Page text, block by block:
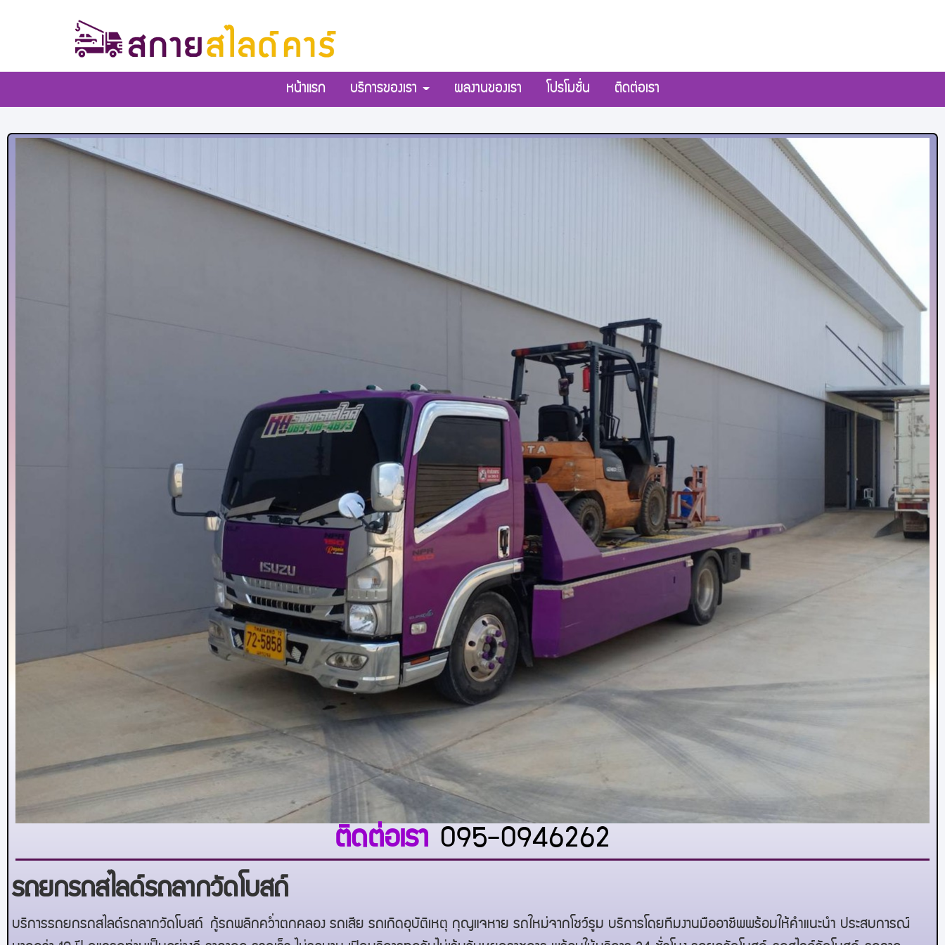
หน้าแรก บริการของเรา ผลงานของเรา โปรโมชั่น ติดต่อเรา
ติดต่อเรา 095-0946262
รถยกรถสไลด์รถลากวัดโบสถ์
บริการรถยกรถสไลด์รถลากวัดโบสถ์ กู้รถพลิกคว่ำตกคลอง รถเสีย รถเกิดอุบัติเหตุ กุญแจหาย รถใหม่จากโชว์รูม บริการโดยทีมงานมืออาชีพพร้อมให้คำแนะนำ ประสบการณ์